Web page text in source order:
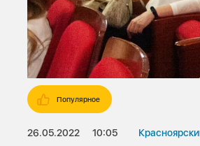
Популярное
26.05.2022 10:05